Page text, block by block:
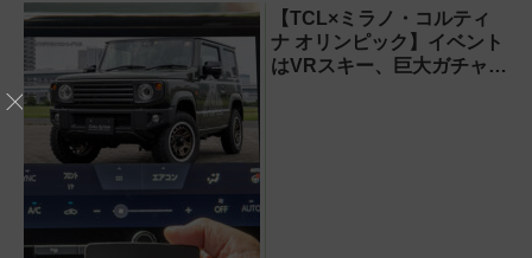
【TCL×ミラノ・コルティ
ナ オリンピック】イベント
はVRスキー、巨大ガチャな